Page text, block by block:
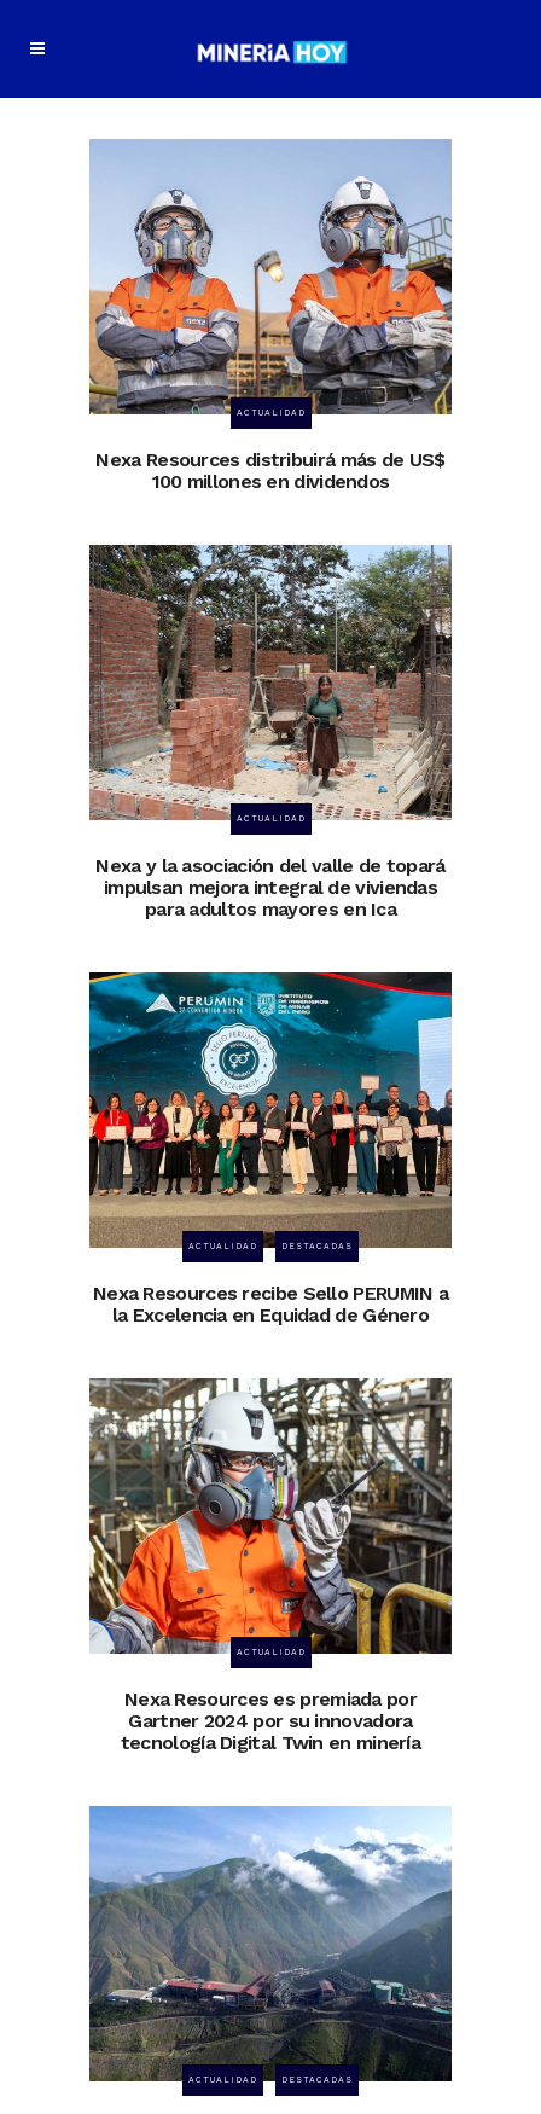
ACTUALIDAD
Nexa Resources distribuirá más de US$
100 millones en dividendos
ACTUALIDAD
Nexa y la asociación del valle de topará
impulsan mejora integral de viviendas
para adultos mayores en Ica
ACTUALIDAD DESTACADAS
Nexa Resources recibe Sello PERUMIN a
la Excelencia en Equidad de Género
ACTUALIDAD
Nexa Resources es premiada por
Gartner 2024 por su innovadora
tecnología Digital Twin en minería
ACTUALIDAD DESTACADAS